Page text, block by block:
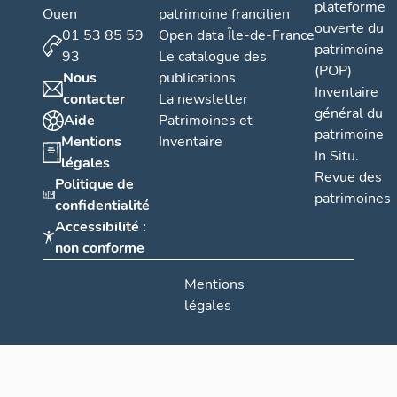
Ouen
01 53 85 59
93
Nous
contacter
Aide
Mentions
légales
Politique de
confidentialité
Accessibilité :
non conforme
patrimoine francilien
Open data Île-de-France
Le catalogue des
publications
La newsletter
Patrimoines et
Inventaire
plateforme
ouverte du
patrimoine
(POP)
Inventaire
général du
patrimoine
In Situ.
Revue des
patrimoines
Mentions
légales